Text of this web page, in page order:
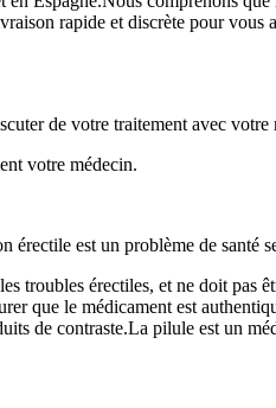
rapide et discrète pour
de votre traitement avec votre
votre médecin.
est un problème de santé
troubles érectiles, et ne doit
que le médicament est
de contraste.La pilule est un